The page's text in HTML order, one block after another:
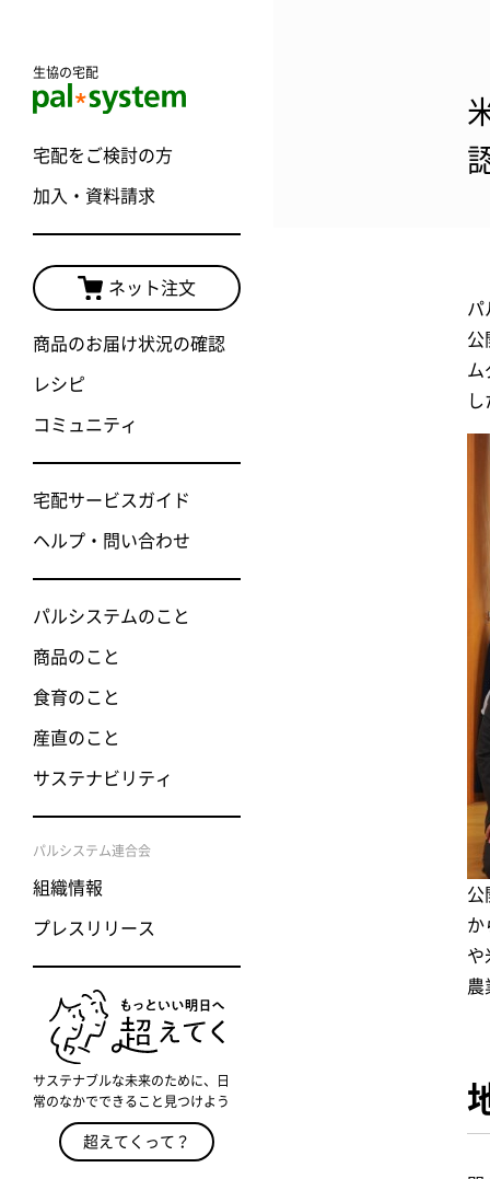
生協の宅配
宅配をご検討の方
加入・資料請求
ネット注文
商品のお届け状況の確認
レシピ
コミュニティ
宅配サービスガイド
ヘルプ・問い合わせ
パルシステムのこと
商品のこと
食育のこと
産直のこと
サステナビリティ
パルシステム連合会
組織情報
プレスリリース
サステナブルな未来のために、日
常のなかでできること見つけよう
超えてくって？
パ
公
し
公
か
や
農